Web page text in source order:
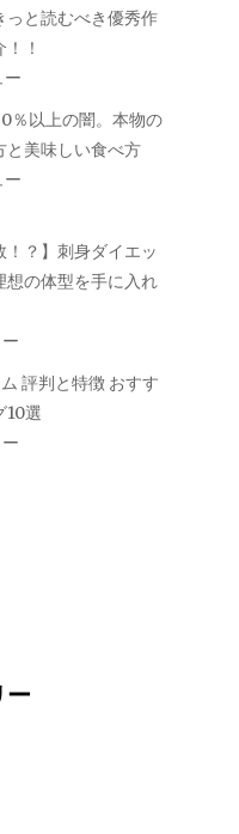
っと読むべき優秀作
！
％以上の闇。本物の
と美味しい食べ方
！？】刺身ダイエッ
想の体型を手に入れ
評判と特徴 おすす
10選
ー